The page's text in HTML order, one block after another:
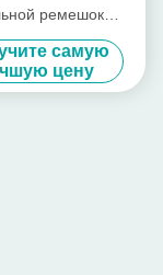
ремешок
32 мм ленты
стальная
машина
самую
цену